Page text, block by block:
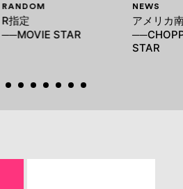
RANDOM
R指定
──MOVIE STAR
NEWS
アメリカ
STAR